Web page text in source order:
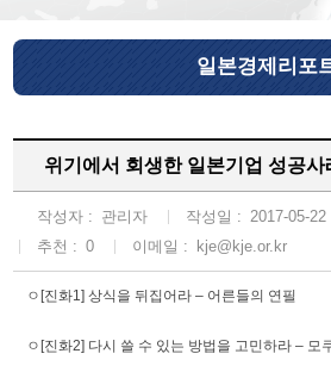
일본경제리포
위기에서 회생한 일본기업 성공
작성자 : 관리자 작성일 : 2017-05-22
추천 : 0 이메일 : kje@kje.or.kr
ㅇ[진화1] 상식을 뒤집어라 – 어른들의 연필
ㅇ[진화2] 다시 쓸 수 있는 방법을 고민하라 – 모